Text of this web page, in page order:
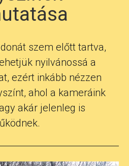
szem előtt tartva,
nyilvánossá a
ezért inkább nézzen
ahol a kameráink
akár jelenleg is